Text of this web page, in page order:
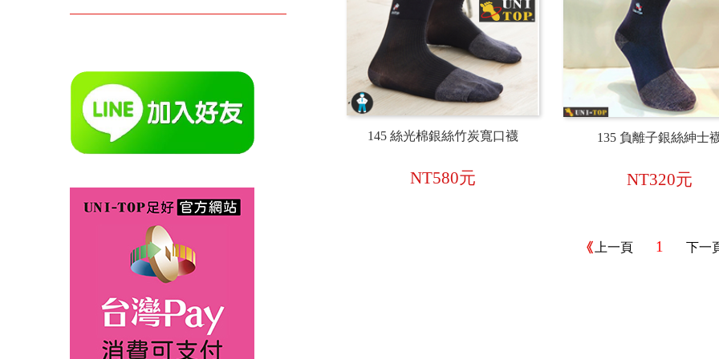
145 絲光棉銀絲竹炭寬口襪
NT580元
135 負離子銀絲紳士
NT320元
上一頁 1 下一